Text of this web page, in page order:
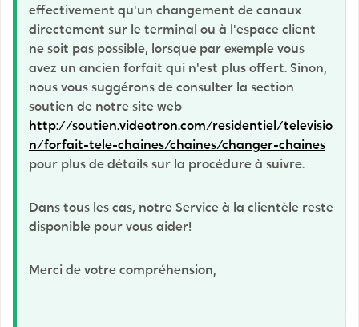
effectivement qu'un changement de canaux
directement sur le terminal ou à l'espace client
ne soit pas possible, lorsque par exemple vous
avez un ancien forfait qui n'est plus offert. Sinon,
nous vous suggérons de consulter la section
soutien de notre site web
http://soutien.videotron.com/residentiel/televisio
n/forfait-tele-chaines/chaines/changer-chaines
pour plus de détails sur la procédure à suivre.
Dans tous les cas, notre Service à la clientèle reste
disponible pour vous aider!
Merci de votre compréhension,